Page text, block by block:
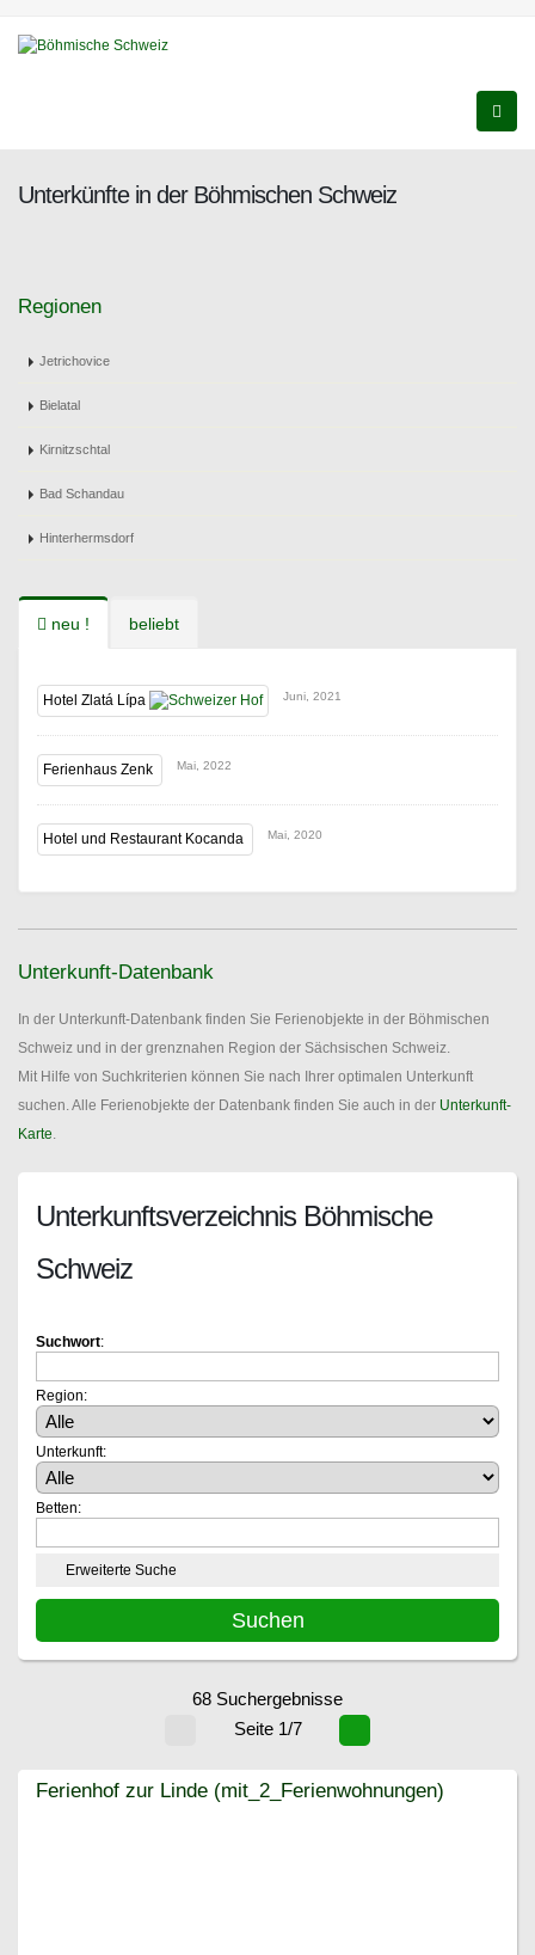
Unterkünfte in der Böhmischen Schweiz
Regionen
Jetrichovice
Bielatal
Kirnitzschtal
Bad Schandau
Hinterhermsdorf
neu ! beliebt
Hotel Zlatá Lípa Juni, 2021
Ferienhaus Zenk Mai, 2022
Hotel und Restaurant Kocanda Mai, 2020
Unterkunft-Datenbank
In der Unterkunft-Datenbank finden Sie Ferienobjekte in der Böhmischen
Schweiz und in der grenznahen Region der Sächsischen Schweiz.
Mit Hilfe von Suchkriterien können Sie nach Ihrer optimalen Unterkunft
suchen. Alle Ferienobjekte der Datenbank finden Sie auch in der Unterkunft-
Karte.
Unterkunftsverzeichnis Böhmische
Schweiz
Suchwort:
Region:
Unterkunft:
Betten:
Erweiterte Suche
68 Suchergebnisse
Seite 1/7
Ferienhof zur Linde (mit_2_Ferienwohnungen)
Ferienhof zur Linde (mit_2_Ferienwohnungen)